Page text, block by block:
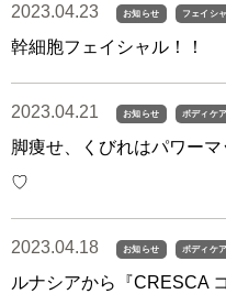
2023.04.23 お知らせ フェイシ
幹細胞フェイシャル！！
2023.04.21 お知らせ ボディケア
脚痩せ、くびれはパワー
♡
2023.04.18 お知らせ ボディケア
ルナシアから『CRESCA